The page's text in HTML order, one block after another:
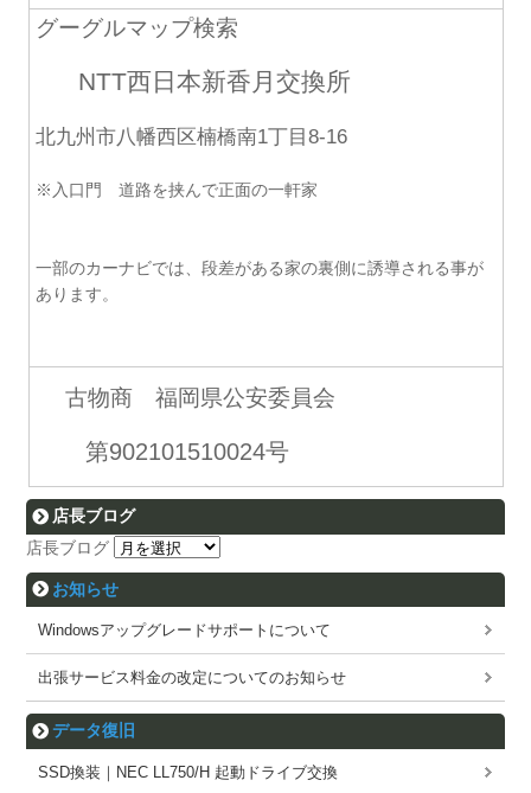
グーグルマップ検索
NTT西日本新香月交換所
北九州市八幡西区楠橋南1丁目8-16
※入口門 道路を挟んで正面の一軒家
一部のカーナビでは、段差がある家の裏側に誘導される事が
あります。
古物商 福岡県公安委員会
第902101510024号
店長ブログ
店長ブログ
お知らせ
Windowsアップグレードサポートについて
出張サービス料金の改定についてのお知らせ
データ復旧
SSD換装｜NEC LL750/H 起動ドライブ交換